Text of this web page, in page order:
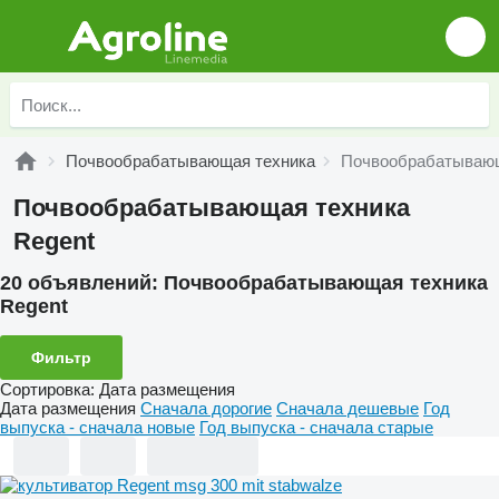
Почвообрабатывающая техника
Почвообрабатывающая техника
Regent
20 объявлений: Почвообрабатывающая техника
Regent
Фильтр
Сортировка: Дата размещения
Дата размещения Сначала дорогие Сначала дешевые Год
выпуска - сначала новые Год выпуска - сначала старые